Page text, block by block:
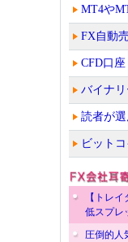
MT4や
FX自動
CFD口座
バイナ
読者が
ビット
【トレ
低スプレ
圧倒的人